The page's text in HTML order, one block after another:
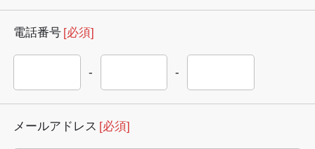
電話番号 [必須]
- -
メールアドレス [必須]